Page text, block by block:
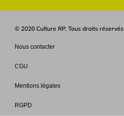
© 2020 Culture RP. Tous droits réservés
Nous contacter
CGU
Mentions légales
RGPD